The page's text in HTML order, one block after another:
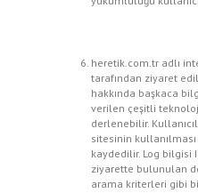
heretik.com.tr adlı
tarafından ziyaret
hakkında başkaca
verilen çeşitli
derlenebilir.
sitesinin
kaydedilir. Log bilgisi
ziyarette bulunulan
arama kriterleri gibi